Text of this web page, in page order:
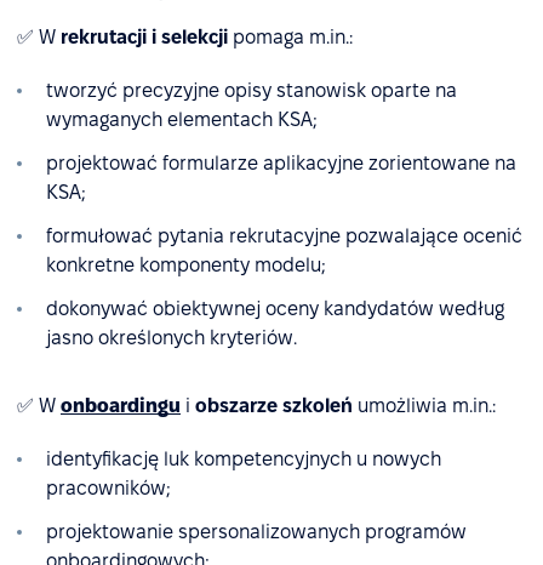
✅ W rekrutacji i selekcji pomaga m.in.:
tworzyć precyzyjne opisy stanowisk oparte na
wymaganych elementach KSA;
projektować formularze aplikacyjne zorientowane na
KSA;
formułować pytania rekrutacyjne pozwalające ocenić
konkretne komponenty modelu;
dokonywać obiektywnej oceny kandydatów według
jasno określonych kryteriów.
✅ W onboardingu i obszarze szkoleń umożliwia m.in.:
identyfikację luk kompetencyjnych u nowych
pracowników;
projektowanie spersonalizowanych programów
onboardingowych;